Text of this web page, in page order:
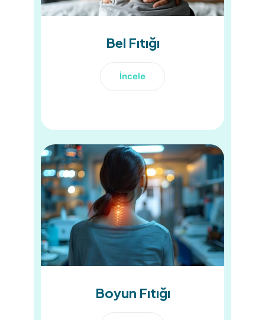
Bel Fıtığı
İncele
Boyun Fıtığı